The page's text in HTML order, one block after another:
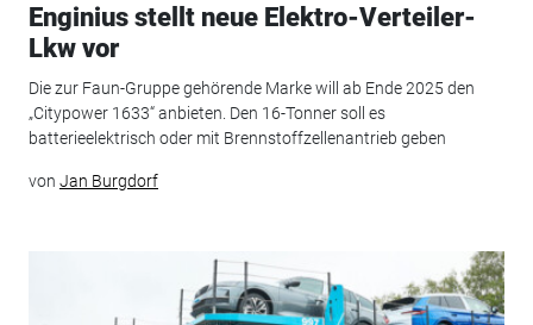
Enginius stellt neue Elektro-Verteiler-
Lkw vor
Die zur Faun-Gruppe gehörende Marke will ab Ende 2025 den
„Citypower 1633“ anbieten. Den 16-Tonner soll es
batterieelektrisch oder mit Brennstoffzellenantrieb geben
von Jan Burgdorf